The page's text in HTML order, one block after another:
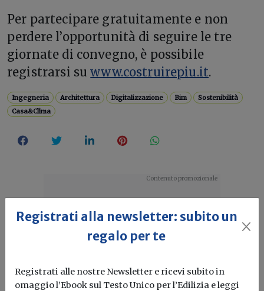
Per partecipare gratuitamente e non
perdere l’opportunità di seguire le tre
giornate di convegno, è possibile
registrarsi suwww.costruirepiu.it.
Ingegneria Architettura Digitalizzazione Bim
Sostenibilità
Casa&Clima
Registrati alla newsletter: subito un
regalo per te
Registrati alle nostre Newsletter e ricevi subito in
omaggio l’Ebook sul Testo Unico per l’Edilizia e leggi